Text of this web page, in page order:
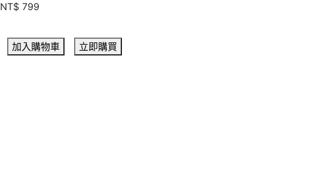
NT$ 799
加入購物車 立即購買